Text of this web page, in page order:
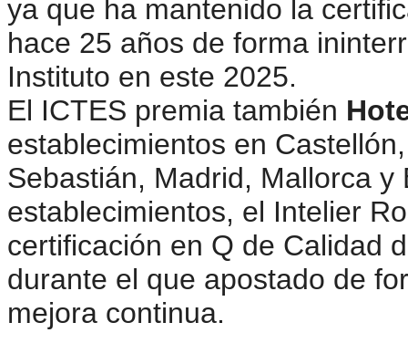
ya que ha mantenido la
hace 25 años de forma
Instituto en este 2025.
El ICTES premia también
establecimientos en
Sebastián, Madrid, Mallorca
establecimientos, el Intelier
certificación en Q de Calidad
durante el que apostado de
mejora continua.